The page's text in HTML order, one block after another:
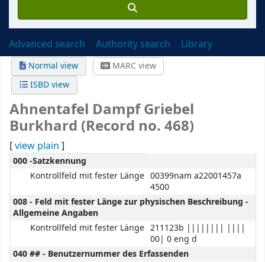
Advanced search Authority search Library
Normal view
MARC view
ISBD view
Ahnentafel Dampf Griebel
Burkhard (Record no. 468)
[view plain ]
MARC details
000 -Satzkennung
Kontrollfeld mit fester Länge 00399nam a22001457a
4500
008 - Feld mit fester Länge zur physischen Beschreibung -
Allgemeine Angaben
Kontrollfeld mit fester Länge 211123b |||||||| ||||
00| 0 eng d
040 ## - Benutzernummer des Erfassenden